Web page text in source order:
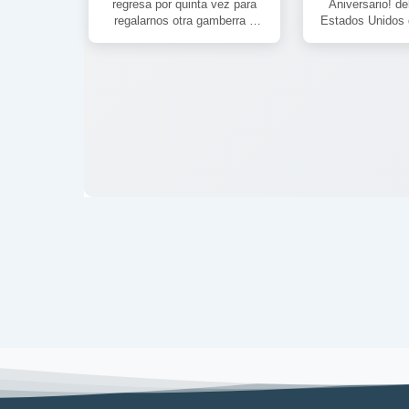
regresa por quinta vez para
regalarnos otra gamberra y
Aniversario!
Estados Unidos